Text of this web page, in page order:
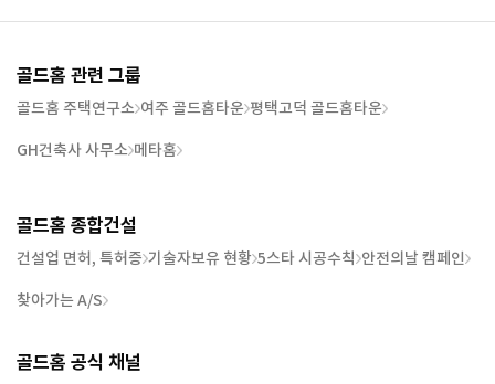
골드홈 관련 그룹
골드홈 주택연구소 여주 골드홈타운 평택고덕 골드홈타운
GH건축사 사무소 메타홈
골드홈 종합건설
건설업 면허, 특허증 기술자보유 현황 5스타 시공수칙 안전의날 캠페인
찾아가는 A/S
골드홈 공식 채널